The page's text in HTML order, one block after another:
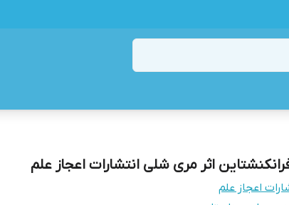
اثر مری شلی انتشارات اعجاز علم
اعجاز علم